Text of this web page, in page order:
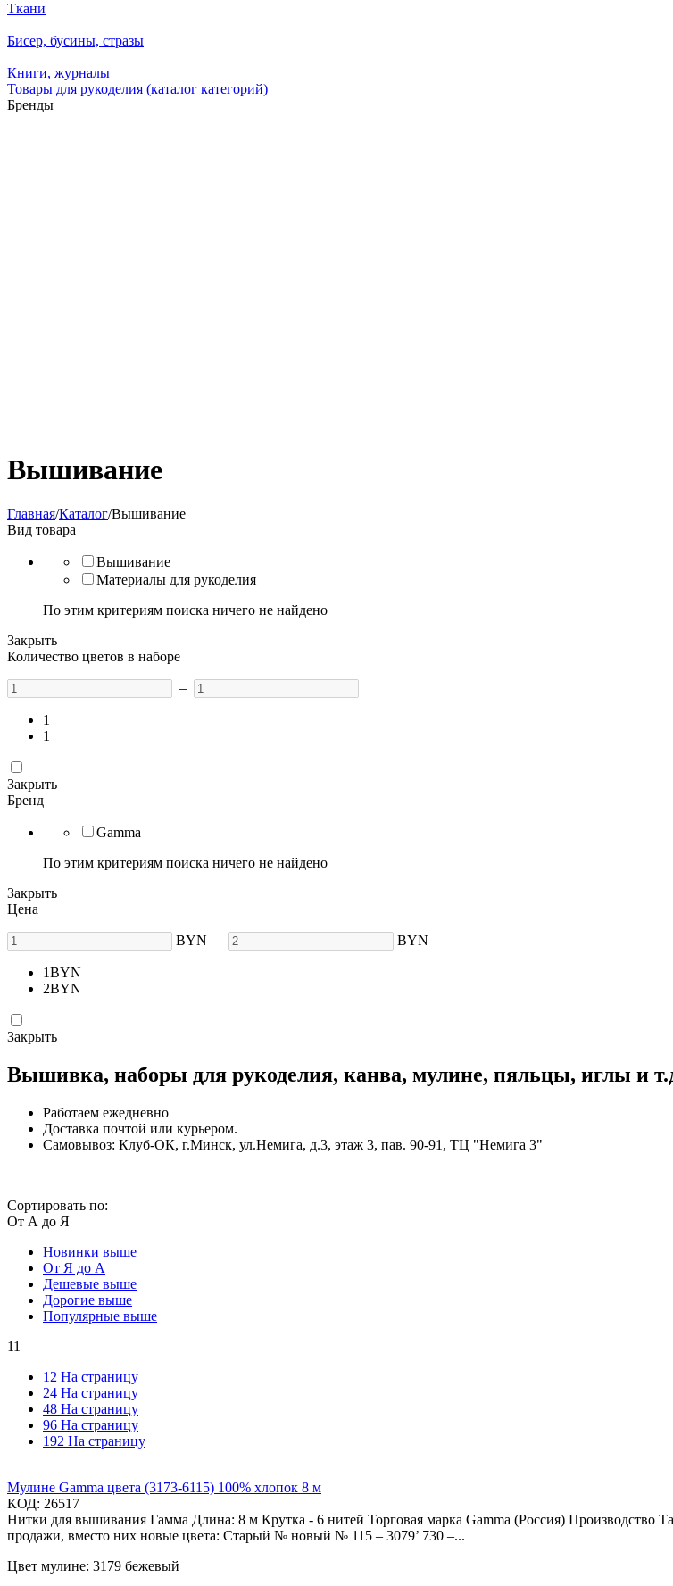
Ткани
Бисер, бусины, стразы
Книги, журналы
Товары для рукоделия (каталог категорий)
Бренды
Вышивание
Главная/Каталог/Вышивание
Вид товара
Вышивание
Материалы для рукоделия
По этим критериям поиска ничего не найдено
Закрыть
Количество цветов в наборе
–
1
1
Закрыть
Бренд
Gamma
По этим критериям поиска ничего не найдено
Закрыть
Цена
BYN – BYN
1BYN
2BYN
Закрыть
Вышивка, наборы для рукоделия, канва, мулине, пяльцы, иглы и
Работаем ежедневно
Доставка почтой или курьером.
Самовывоз: Клуб-ОК, г.Минск, ул.Немига, д.3, этаж 3, пав. 90-91, ТЦ "Немига 3"
Сортировать по:
От А до Я
Новинки выше
От Я до А
Дешевые выше
Дорогие выше
Популярные выше
11
12 На страницу
24 На страницу
48 На страницу
96 На страницу
192 На страницу
Мулине Gamma цвета (3173-6115) 100% хлопок 8 м
КОД: 26517
Нитки для вышивания Гамма Длина: 8 м Крутка - 6 нитей Торговая марка Gamma (Россия)
продажи, вместо них новые цвета: Старый № новый № 115 – 3079’ 730 –...
Цвет мулине: 3179 бежевый